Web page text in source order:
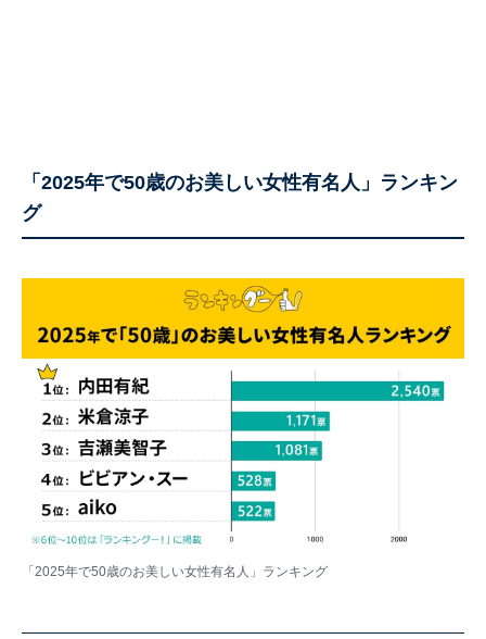
「2025年で50歳のお美しい女性有名人」ランキン
グ
「2025年で50歳のお美しい女性有名人」ランキング